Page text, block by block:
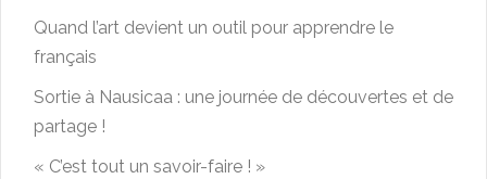
Quand l’art devient un outil pour apprendre le
français
Sortie à Nausicaa : une journée de découvertes et de
partage !
« C’est tout un savoir-faire ! »